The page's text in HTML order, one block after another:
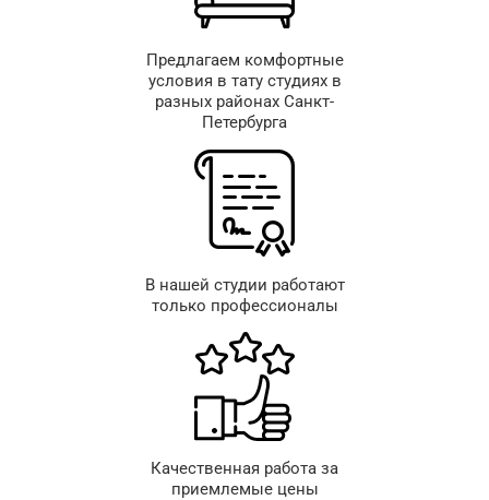
Предлагаем комфортные
условия в тату студиях в
разных районах Санкт-
Петербурга
В нашей студии работают
только профессионалы
Качественная работа за
приемлемые цены